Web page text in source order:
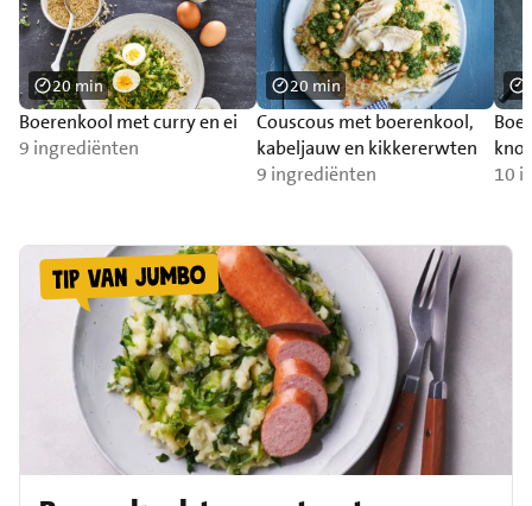
Boerenkool met curry en ei
9 ingrediënten
20 min
Couscous met boerenkool,
kabeljauw en kikkererwten
9 ingrediënten
20 min
10